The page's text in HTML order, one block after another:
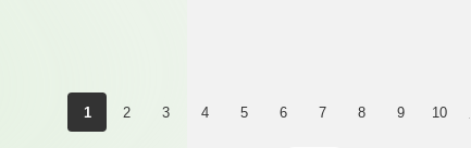
1 2 3 4 5 6 7 8 9 10